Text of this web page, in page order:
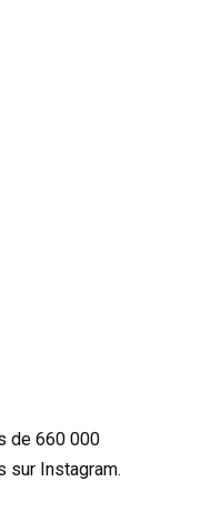
de 660 000
sur Instagram.